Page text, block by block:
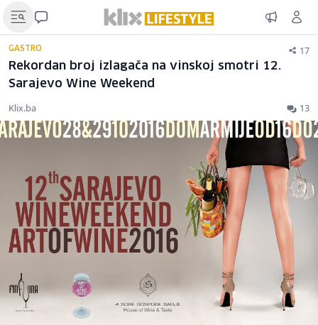
GASTRO 17
Rekordan broj izlagača na vinskoj smotri 12.
Sarajevo Wine Weekend
Klix.ba 13